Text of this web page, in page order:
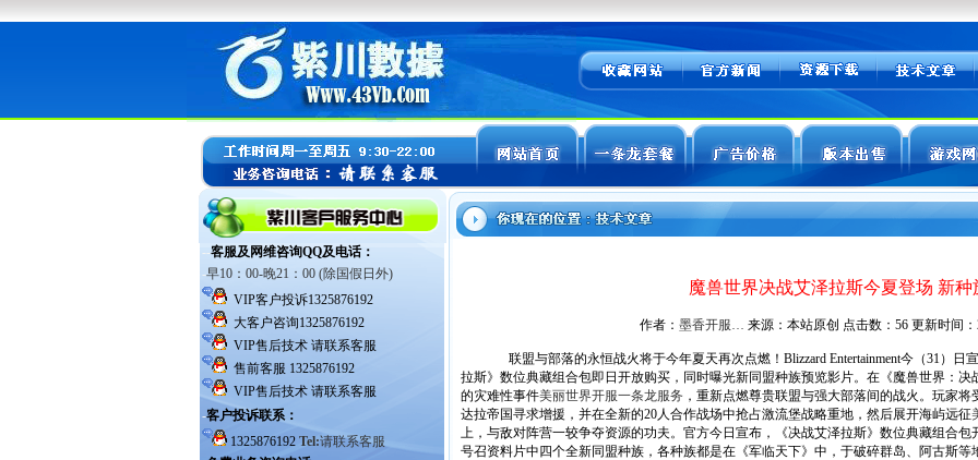
魔兽世界决战艾泽拉斯今夏登场 新种
作者： 墨香开服… 来源：本站原创 点击数： 56 更新时间：
联盟与部落的永恒战火将于今年夏天再次点燃！Blizzard Entertainment今（31）日
拉斯》数位典藏组合包即日开放购买，同时曝光新同盟种族预览影片。在《魔兽世界：
的灾难性事件美丽世界开服一条龙服务 ，重新点燃尊贵联盟与强大部落间的战火。玩家
达拉帝国寻求增援，并在全新的20人合作战场中抢占激流堡战略重地，然后展开海屿远征
上，与敌对阵营一较争夺资源的功夫。官方今日宣布，《决战艾泽拉斯》数位典藏组合包
号召资料片中四个全新同盟种族，各种族都是在《军临天下》中，于破碎群岛、阿古斯等